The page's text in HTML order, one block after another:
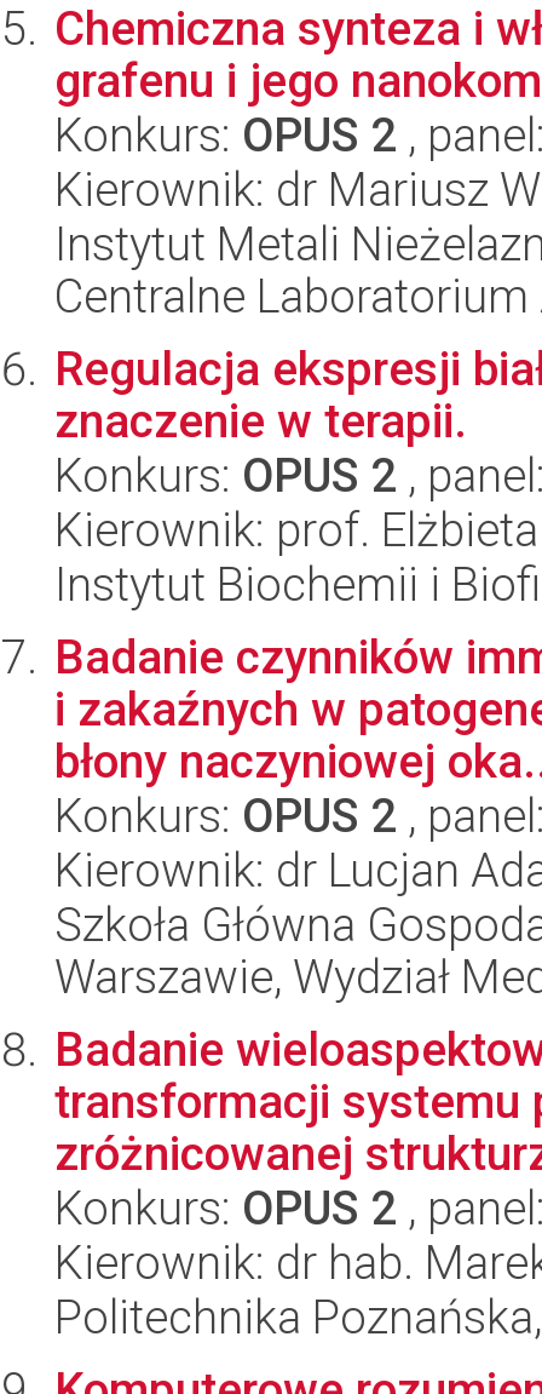
Chemiczna synteza i
grafenu i jego
Konkurs: OPUS 2 ,
Kierownik: dr Mariusz
Instytut Metali
Centralne
Regulacja ekspresji
znaczenie w terapii.
Konkurs: OPUS 2 ,
Kierownik: prof.
Instytut Biochemii i
Badanie czynników
i zakaźnych w
błony naczyniowej
Konkurs: OPUS 2 ,
Kierownik: dr Lucjan
Szkoła Główna
Warszawie, Wydział
Badanie
transformacji systemu
zróżnicowanej
Konkurs: OPUS 2 ,
Kierownik: dr hab.
Politechnika